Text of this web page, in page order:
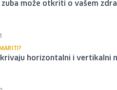
zuba može otkriti o vašem
horizontalni i vertikalni